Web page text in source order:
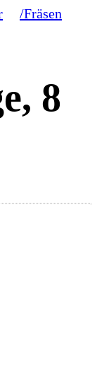
/Fräsen
8